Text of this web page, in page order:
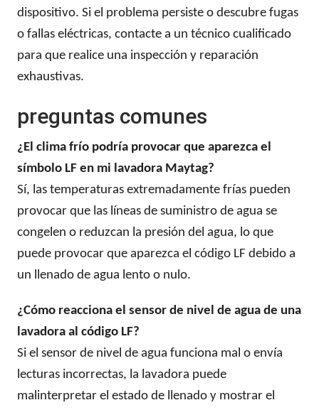
dispositivo. Si el problema persiste o descubre fugas
o fallas eléctricas, contacte a un técnico cualificado
para que realice una inspección y reparación
exhaustivas.
preguntas comunes
¿El clima frío podría provocar que aparezca el
símbolo LF en mi lavadora Maytag?
Sí, las temperaturas extremadamente frías pueden
provocar que las líneas de suministro de agua se
congelen o reduzcan la presión del agua, lo que
puede provocar que aparezca el código LF debido a
un llenado de agua lento o nulo.
¿Cómo reacciona el sensor de nivel de agua de una
lavadora al código LF?
Si el sensor de nivel de agua funciona mal o envía
lecturas incorrectas, la lavadora puede
malinterpretar el estado de llenado y mostrar el